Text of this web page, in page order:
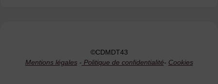
©CDMDT43
Mentions légales- Politique de confidentialité- Cookies